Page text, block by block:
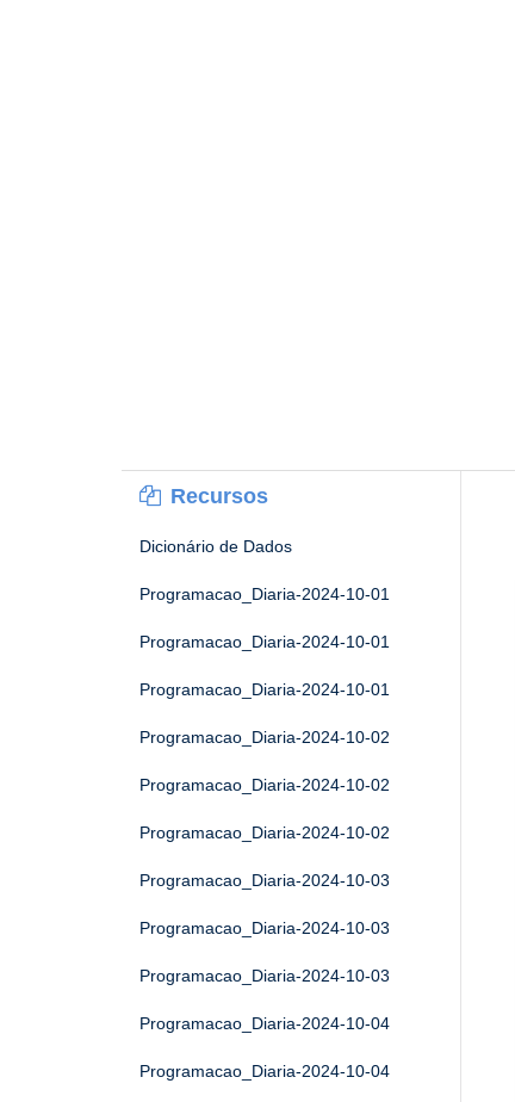
Recursos
Dicionário de Dados
Programacao_Diaria-2024-10-01
Programacao_Diaria-2024-10-01
Programacao_Diaria-2024-10-01
Programacao_Diaria-2024-10-02
Programacao_Diaria-2024-10-02
Programacao_Diaria-2024-10-02
Programacao_Diaria-2024-10-03
Programacao_Diaria-2024-10-03
Programacao_Diaria-2024-10-03
Programacao_Diaria-2024-10-04
Programacao_Diaria-2024-10-04